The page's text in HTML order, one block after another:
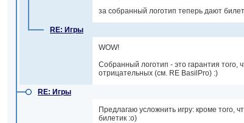
за собранный логотип теперь дают
RE: Игры
WOW!
Собранный логотип - это гарантия того,
отрицательных (см. RE BasilPro) :)
RE: Игры
Предлагаю усложнить игру: кроме того,
билетик :о)